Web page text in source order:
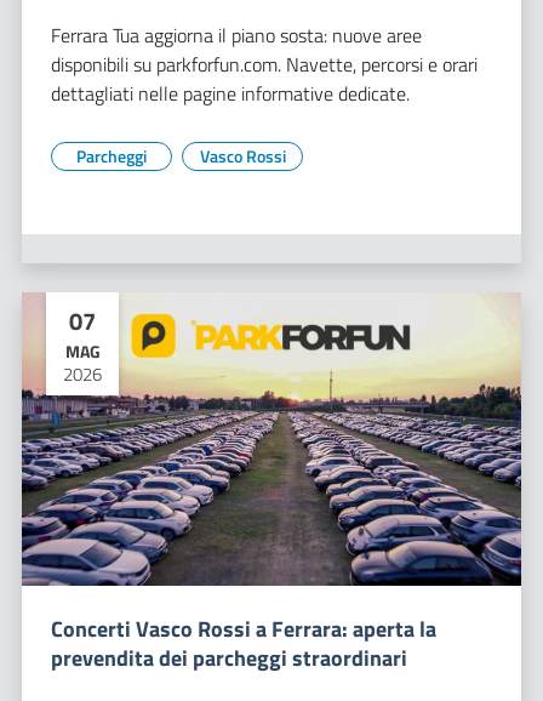
Ferrara Tua aggiorna il piano sosta: nuove aree
disponibili su parkforfun.com. Navette, percorsi e orari
dettagliati nelle pagine informative dedicate.
Parcheggi Vasco Rossi
07
MAG
2026
Concerti Vasco Rossi a Ferrara: aperta la
prevendita dei parcheggi straordinari